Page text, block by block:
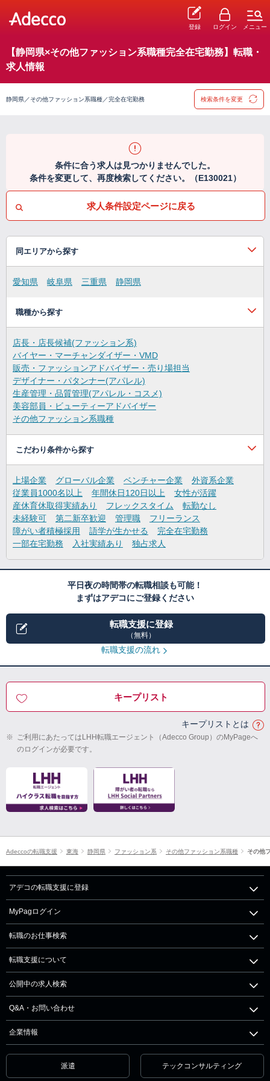
登録 ログイン メニュー
【静岡県×その他ファッション系職種完全在宅勤務】転職・
求人情報
静岡県／その他ファッション系職種／完全在宅勤務 検索条件を変更
条件に合う求人は見つかりませんでした。
条件を変更して、再度検索してください。（E130021）
求人条件設定ページに戻る
同エリアから探す
愛知県 岐阜県 三重県 静岡県
職種から探す
店長・店長候補(ファッション系)
バイヤー・マーチャンダイザー・VMD
販売・ファッションアドバイザー・売り場担当
デザイナー・パタンナー(アパレル)
生産管理・品質管理(アパレル・コスメ)
美容部員・ビューティーアドバイザー
その他ファッション系職種
こだわり条件から探す
上場企業 グローバル企業 ベンチャー企業
外資系企業
従業員1000名以上
年間休日120日以上
女性が活躍
産休育休取得実績あり
フレックスタイム
転勤なし
未経験可
第二新卒歓迎 管理職
フリーランス
障がい者積極採用
語学が生かせる
完全在宅勤務
一部在宅勤務
入社実績あり 独占求人
平日夜の時間帯の転職相談も可能！
まずはアデコにご登録ください
転職支援に登録
（無料）
転職支援の流れ
キープリスト
キープリストとは
※ ご利用にあたってはLHH転職エージェント（Adecco Group）のMyPageへ
のログインが必要です。
Adeccoの転職支援 東海 静岡県 ファッション系 その他ファッション系職種 その他
アデコの転職支援に登録
MyPagログイン
転職のお仕事検索
転職支援について
公開中の求人検索
Q&A・お問い合わせ
企業情報
派遣 テックコンサルティング